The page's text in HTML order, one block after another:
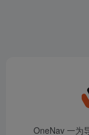
OneNav 一为